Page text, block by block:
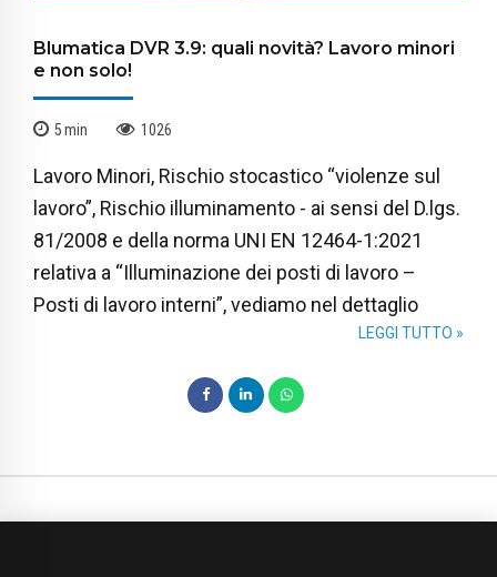
Blumatica DVR 3.9: quali novità? Lavoro minori
e non solo!
5min 1026
Lavoro Minori, Rischio stocastico “violenze sul
lavoro”, Rischio illuminamento - ai sensi del D.lgs.
81/2008 e della norma UNI EN 12464-1:2021
relativa a “Illuminazione dei posti di lavoro –
Posti di lavoro interni”, vediamo nel dettaglio
LEGGI TUTTO »